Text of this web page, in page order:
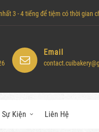
3 - 4 tiếng để tiệm có thời gian
Email
Kiện Liên Hệ